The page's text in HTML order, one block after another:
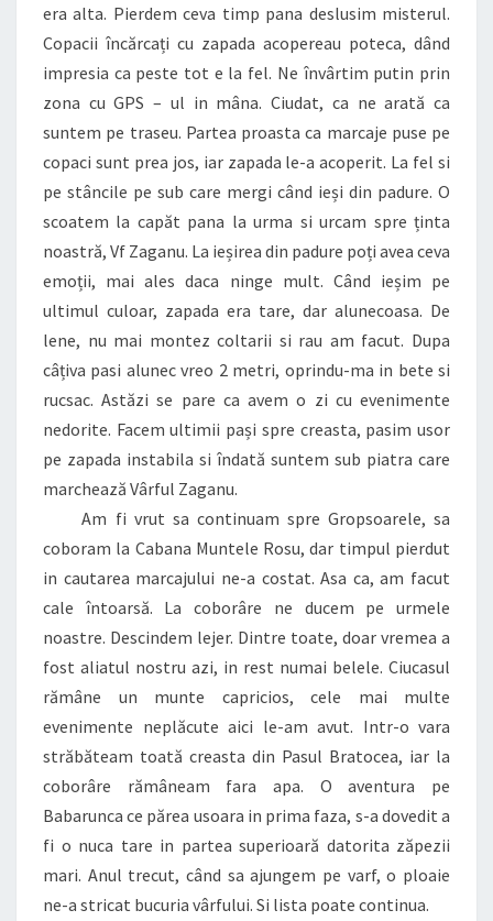
era alta. Pierdem ceva timp pana deslusim misterul.
Copacii încărcați cu zapada acopereau poteca, dând
impresia ca peste tot e la fel. Ne învârtim putin prin
zona cu GPS – ul in mâna. Ciudat, ca ne arată ca
suntem pe traseu. Partea proasta ca marcaje puse pe
copaci sunt prea jos, iar zapada le-a acoperit. La fel si
pe stâncile pe sub care mergi când ieși din padure. O
scoatem la capăt pana la urma si urcam spre ținta
noastră, Vf Zaganu. La ieșirea din padure poți avea ceva
emoții, mai ales daca ninge mult. Când ieșim pe
ultimul culoar, zapada era tare, dar alunecoasa. De
lene, nu mai montez coltarii si rau am facut. Dupa
câțiva pasi alunec vreo 2 metri, oprindu-ma in bete si
rucsac. Astăzi se pare ca avem o zi cu evenimente
nedorite. Facem ultimii pași spre creasta, pasim usor
pe zapada instabila si îndată suntem sub piatra care
marchează Vârful Zaganu.
Am fi vrut sa continuam spre Gropsoarele, sa
coboram la Cabana Muntele Rosu, dar timpul pierdut
in cautarea marcajului ne-a costat. Asa ca, am facut
cale întoarsă. La coborâre ne ducem pe urmele
noastre. Descindem lejer. Dintre toate, doar vremea a
fost aliatul nostru azi, in rest numai belele. Ciucasul
rămâne un munte capricios, cele mai multe
evenimente neplăcute aici le-am avut. Intr-o vara
străbăteam toată creasta din Pasul Bratocea, iar la
coborâre rămâneam fara apa. O aventura pe
Babarunca ce părea usoara in prima faza, s-a dovedit a
fi o nuca tare in partea superioară datorita zăpezii
mari. Anul trecut, când sa ajungem pe varf, o ploaie
ne-a stricat bucuria vârfului. Si lista poate continua.